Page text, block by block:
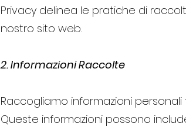
Privacy delinea le pratiche di
nostro sito web.
2. Informazioni Raccolte
Raccogliamo informazioni
Queste informazioni possono